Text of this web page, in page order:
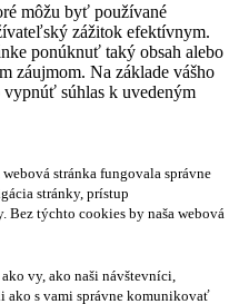
môžu byť používané
zážitok efektívnym.
ponúknuť taký obsah alebo
záujmom. Na základe vášho
súhlas k uvedeným
stránka fungovala správne
stránky, prístup
Bez týchto cookies by naša webová
vy, ako naši návštevníci,
ako s vami správne komunikovať